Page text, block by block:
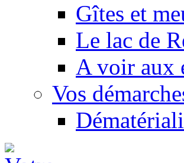
Gîtes et
Le lac de
A voir aux
Vos